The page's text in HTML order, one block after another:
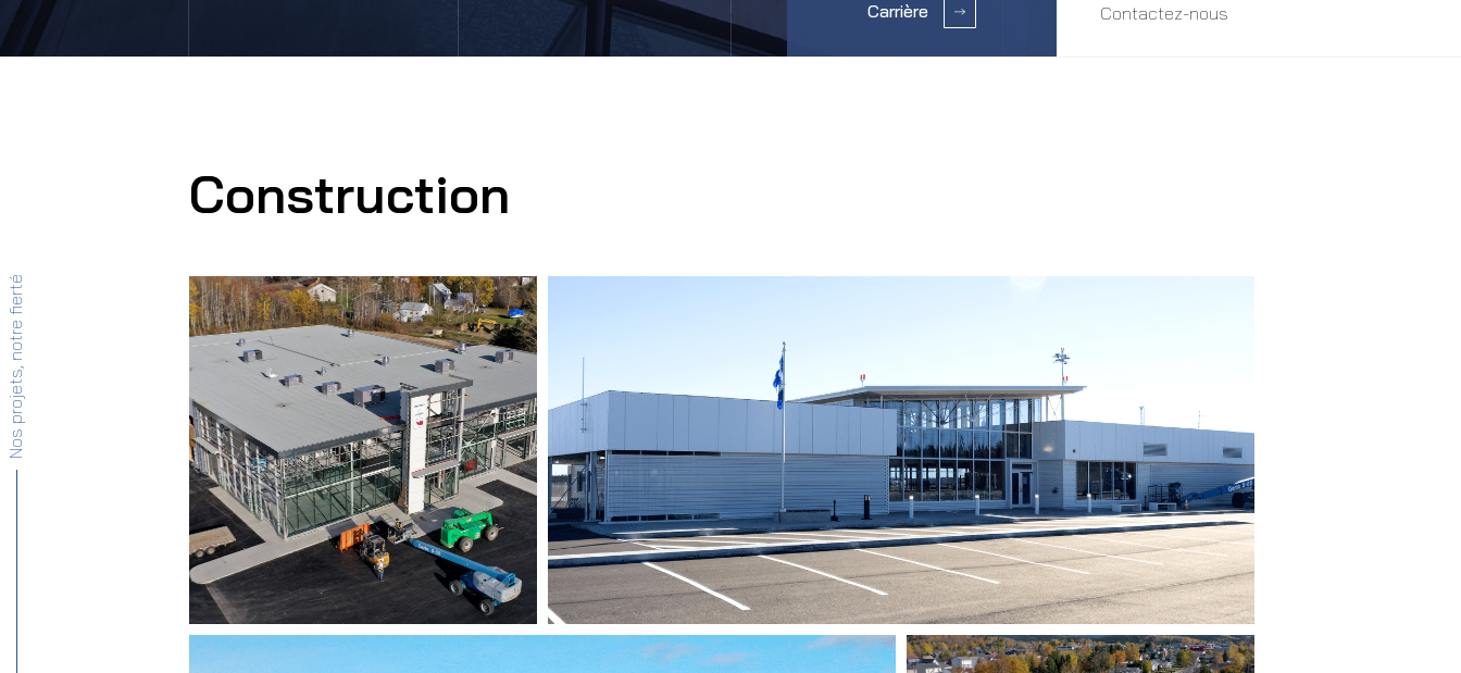
Carrière Contactez-nous
Nos projets, notre fierté
Construction